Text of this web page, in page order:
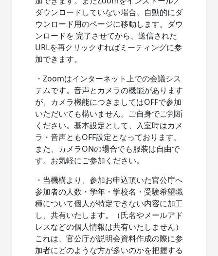
ダウンロードしていない場合、自動的にダ
ウンロード用のページに移動します。ダウ
ンロードを 完了させてから、送信された
URLを再クリックすればミーティングに参
加できます。
・Zoomはインターネット上での会議シス
テムです。音声とカメラの機能があります
が、カメラ機能につきましてはOFFで参加
いただいても構いません。ご自身でご判断
ください。基本設定として、入室時はカメ
ラ・音声ともOFF設定となっております。
また、カメラONの場合でも服装は自由で
す。お気軽にご参加ください。
・当機構より、参加お申込頂いた官公庁へ
参加者の人数・学年・学校名・受験希望職
種について個人が特定できない内容に加工
し、共有いたします。（氏名やメールアド
レスなどの個人情報は共有いたしません）
これは、官公庁が説明会資料作成の際に参
加者にどのような方が多いのかを把握する